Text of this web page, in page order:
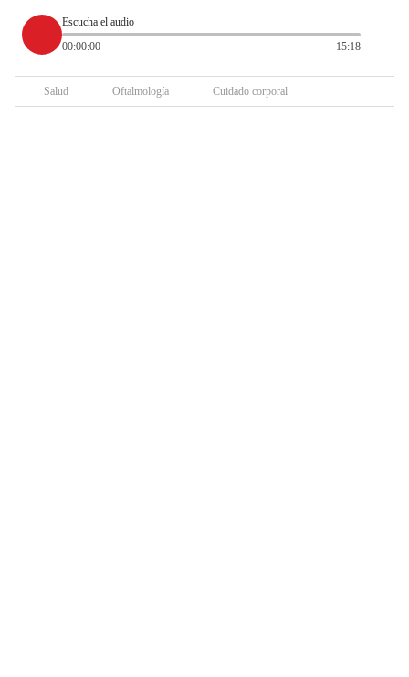
Escucha el audio
00:00:00
15:18
Salud Oftalmología Cuidado corporal